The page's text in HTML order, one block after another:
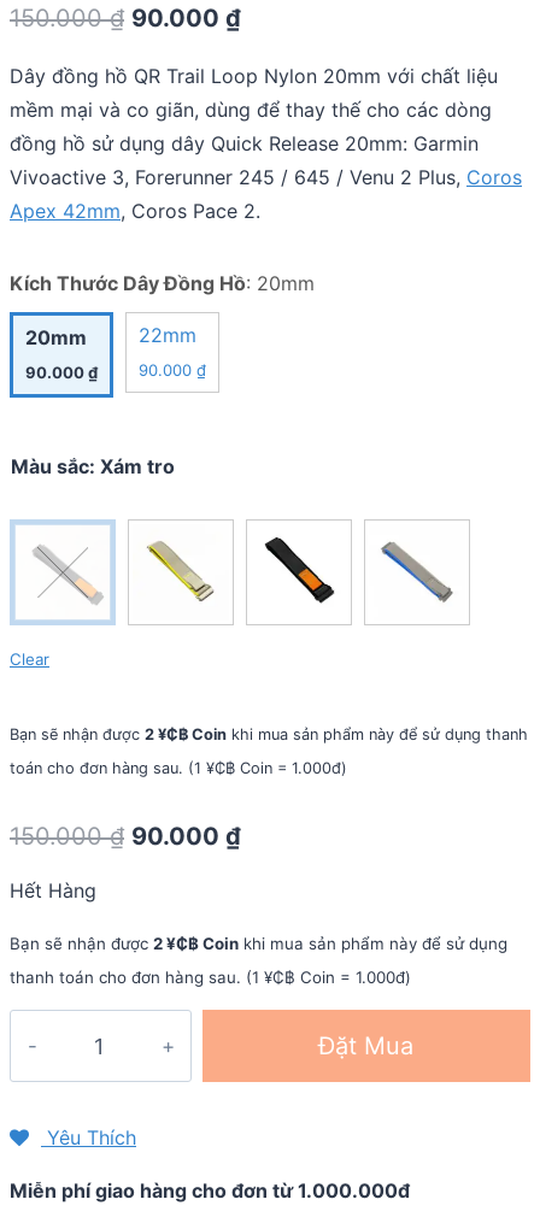
out
150.000₫ Original
was:
150.000 ₫.
90.000 ₫Current
is:
90.000 ₫.
Dây đồng hồ QR Trail Loop Nylon 20mm với chất liệu
mềm mại và co giãn, dùng để thay thế cho các dòng
đồng hồ sử dụng dây Quick Release 20mm: Garmin
Vivoactive 3, Forerunner 245 / 645 / Venu 2 Plus, Coros
Apex 42mm, Coros Pace 2.
Kích Thước Dây Đồng Hồ: 20mm
20mm
90.000₫
22mm
90.000 ₫
Màu sắc: Xám tro
Clear
Bạn sẽ nhận được 2 ¥₵฿ Coin khi mua sản phẩm này để sử dụng thanh
toán cho đơn hàng sau. (1 ¥₵฿ Coin = 1.000đ)
150.000₫ Original
150.000 ₫.
90.000 ₫Current
90.000 ₫.
Hết Hàng
Bạn sẽ nhận được 2 ¥₵฿ Coin khi mua sản phẩm này để sử dụng
thanh toán cho đơn hàng sau. (1 ¥₵฿ Coin = 1.000đ)
QR
Loop
Đặt Mua
Yêu Thích
Miễn phí giao hàng cho đơn từ 1.000.000đ